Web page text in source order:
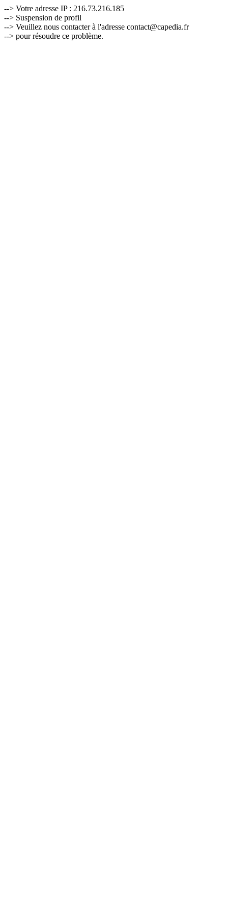
--> Votre adresse IP : 216.73.216.185
--> Suspension de profil
--> Veuillez nous contacter à l'adresse contact@capedia.fr
--> pour résoudre ce problème.